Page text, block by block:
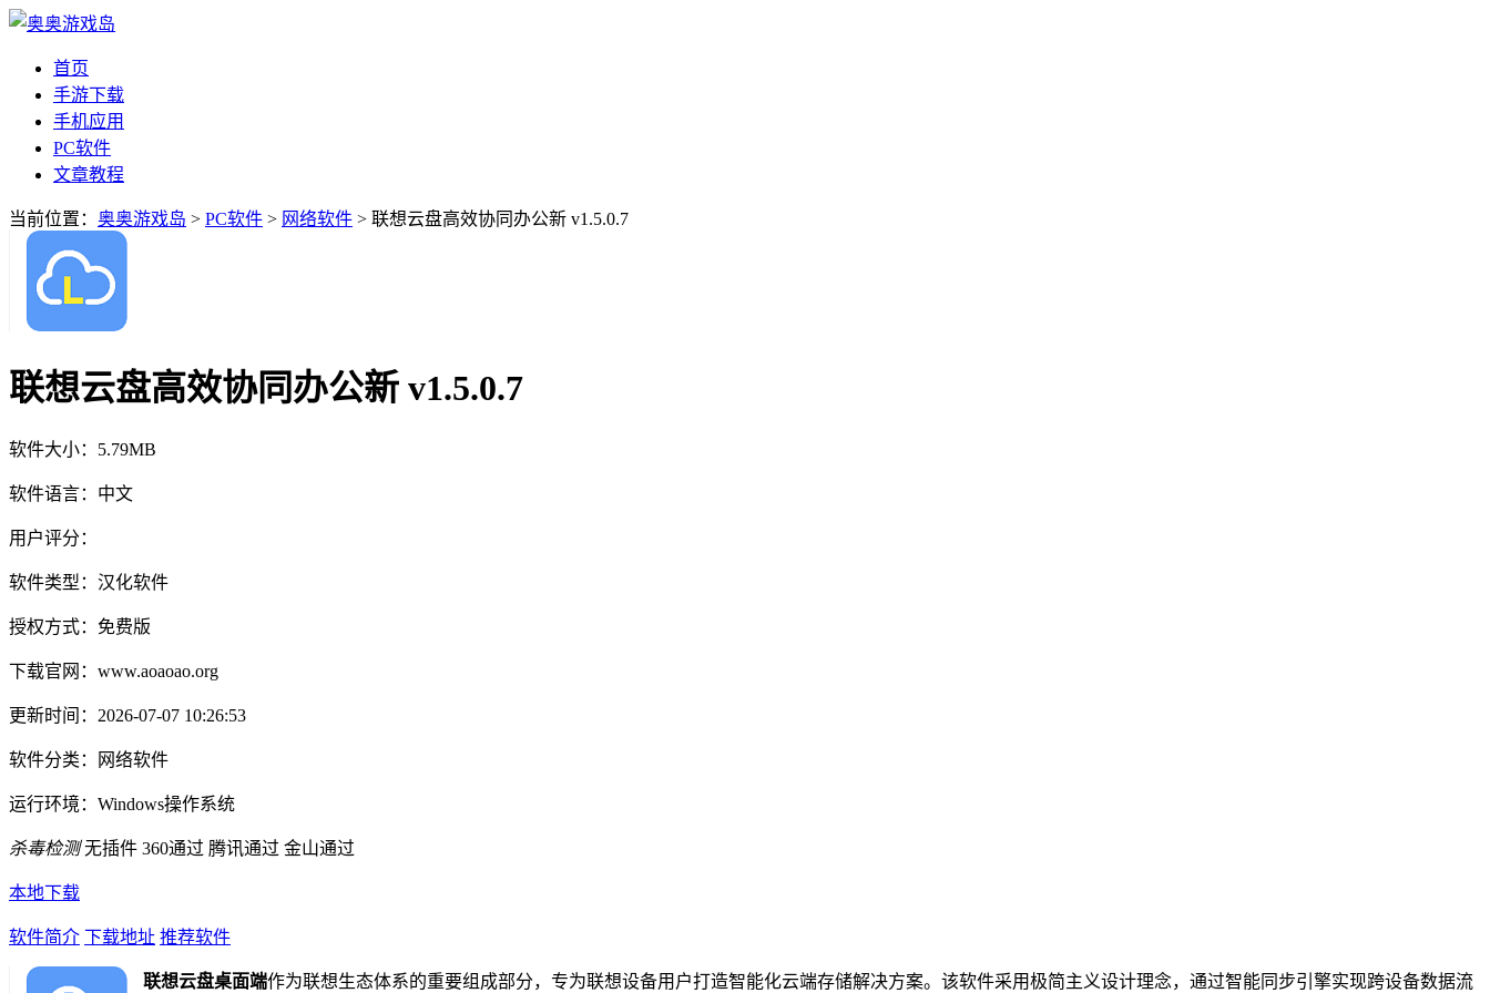
首页
手游下载
手机应用
PC软件
文章教程
当前位置： 奥奥游戏岛 > PC软件 > 网络软件 > 联想云盘高效协同办公新 v1.5.0.7
联想云盘高效协同办公新 v1.5.0.7
软件大小： 5.79MB
软件语言： 中文
用户评分：
软件类型： 汉化软件
授权方式： 免费版
下载官网： www.aoaoao.org
更新时间： 2026-07-07 10:26:53
软件分类： 网络软件
运行环境： Windows操作系统
杀毒检测 无插件 360通过 腾讯通过 金山通过
本地下载
软件简介 下载地址 推荐软件
联想云盘桌面端作为联想生态体系的重要组成部分，专为联想设备用户打造智能化云端存储解决方案。该软件采用极简主义设计理念，通过智能同步引擎实现跨设备数据流